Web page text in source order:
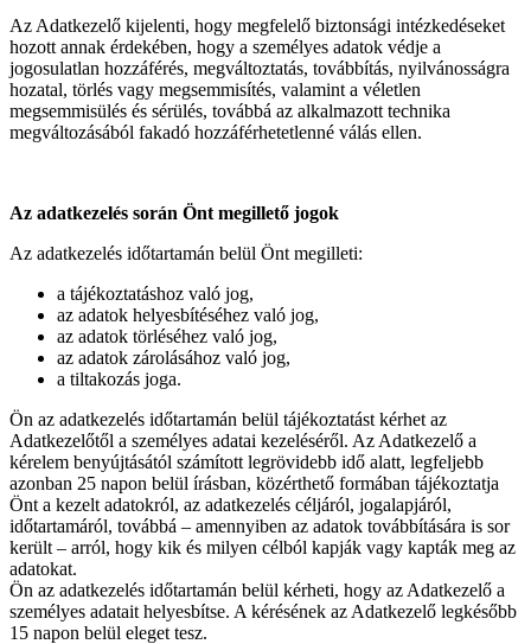
Az Adatkezelő kijelenti, hogy megfelelő biztonsági intézkedéseket
hozott annak érdekében, hogy a személyes adatok védje a
jogosulatlan hozzáférés, megváltoztatás, továbbítás, nyilvánosságra
hozatal, törlés vagy megsemmisítés, valamint a véletlen
megsemmisülés és sérülés, továbbá az alkalmazott technika
megváltozásából fakadó hozzáférhetetlenné válás ellen.
Az adatkezelés során Önt megillető jogok
Az adatkezelés időtartamán belül Önt megilleti:
a tájékoztatáshoz való jog,
az adatok helyesbítéséhez való jog,
az adatok törléséhez való jog,
az adatok zárolásához való jog,
a tiltakozás joga.
Ön az adatkezelés időtartamán belül tájékoztatást kérhet az
Adatkezelőtől a személyes adatai kezeléséről. Az Adatkezelő a
kérelem benyújtásától számított legrövidebb idő alatt, legfeljebb
azonban 25 napon belül írásban, közérthető formában tájékoztatja
Önt a kezelt adatokról, az adatkezelés céljáról, jogalapjáról,
időtartamáról, továbbá – amennyiben az adatok továbbítására is sor
került – arról, hogy kik és milyen célból kapják vagy kapták meg az
adatokat.
Ön az adatkezelés időtartamán belül kérheti, hogy az Adatkezelő a
személyes adatait helyesbítse. A kérésének az Adatkezelő legkésőbb
15 napon belül eleget tesz.